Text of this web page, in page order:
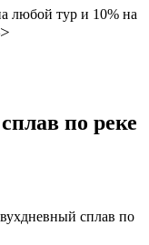
любой тур и 10% на
по реке
сплав по